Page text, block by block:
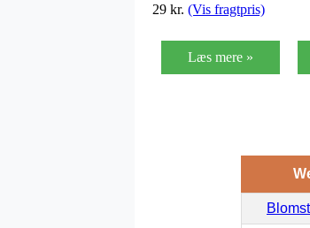
29 kr. (Vis fragtpris)
Læs mere »